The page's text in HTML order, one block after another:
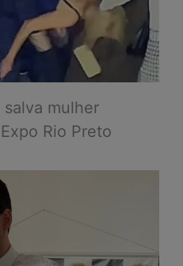
salva mulher
Rio Preto